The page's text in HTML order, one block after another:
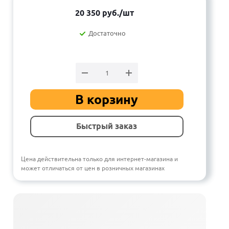
20 350 руб./шт
Достаточно
В корзину
Быстрый заказ
Цена действительна только для интернет-магазина и
может отличаться от цен в розничных магазинах